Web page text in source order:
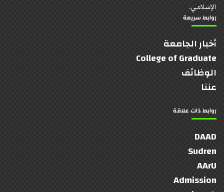
الإسلامي.
روابط سريعة
أخبار الجامعة
College of Graduate
الوظائف
عننا
روابط ذات علاقة
DAAD
Sudren
AArU
Admission